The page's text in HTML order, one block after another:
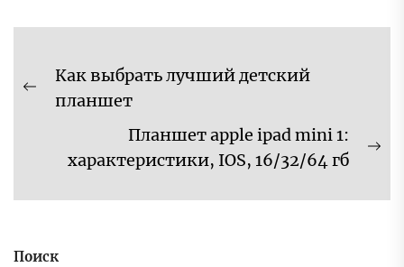
Навигация
по
записям
Предыдущая
Как выбрать лучший детский
планшет
Планшет apple ipad mini 1:
характеристики, IOS, 16/32/64 гб
Поиск